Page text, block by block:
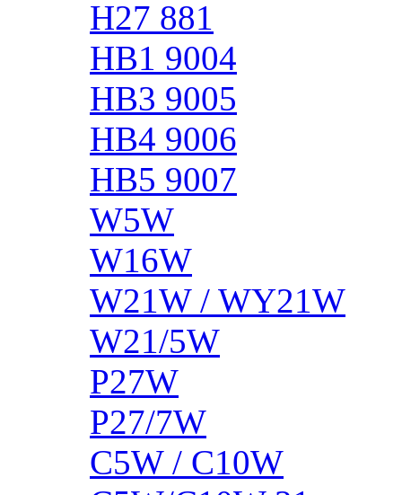
H27 881
HB1 9004
HB3 9005
HB4 9006
HB5 9007
W5W
W16W
W21W / WY21W
W21/5W
P27W
P27/7W
C5W / C10W